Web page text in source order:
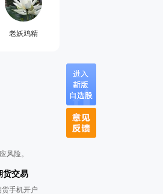
老妖鸡精
风险。
货交易
货手机开户